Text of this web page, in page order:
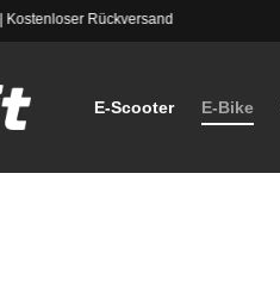
Kostenloser Rückversand
E-Scooter E-Bike